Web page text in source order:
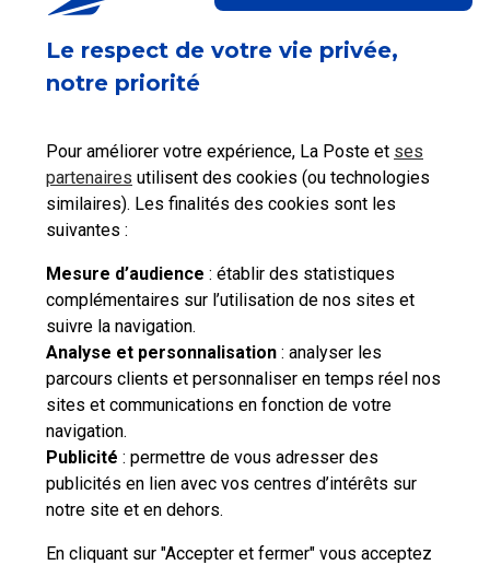
Le respect de votre vie privée,
notre priorité
Pour améliorer votre expérience, La Poste et ses
partenaires utilisent des cookies (ou technologies
similaires). Les finalités des cookies sont les
suivantes :
Mesure d’audience : établir des statistiques
complémentaires sur l’utilisation de nos sites et
suivre la navigation.
Analyse et personnalisation : analyser les
parcours clients et personnaliser en temps réel nos
sites et communications en fonction de votre
navigation.
Publicité : permettre de vous adresser des
publicités en lien avec vos centres d’intérêts sur
notre site et en dehors.
En cliquant sur "Accepter et fermer" vous acceptez
Ceci peut vous aider
Espace client
Accéder à mon
Compte
Accéder à mes
achats
Besoin d'aide complémentaire ?
Vous n'avez pas trouvé de solution parmi nos FAQs,
vous souhaitez nous contacter ou déposer une
réclamation ?
contacter